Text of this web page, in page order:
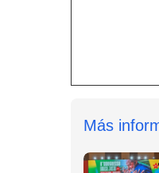
Más